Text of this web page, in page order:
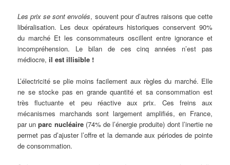
Les prix se sont envolés, souvent pour d’autres raisons que cette
libéralisation. Les deux opérateurs historiques conservent 90%
du marché Et les consommateurs oscillent entre ignorance et
incompréhension. Le bilan de ces cinq années n’est pas
médiocre, il est illisible !
L’électricité se plie moins facilement aux règles du marché. Elle
ne se stocke pas en grande quantité et sa consommation est
très fluctuante et peu réactive aux prix. Ces freins aux
mécanismes marchands sont largement amplifiés, en France,
par un parc nucléaire(74% de l’énergie produite) dont l’inertie ne
permet pas d’ajuster l’offre et la demande aux périodes de pointe
de consommation.